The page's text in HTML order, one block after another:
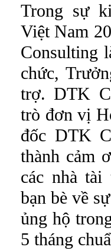
Trong sự
Việt Nam
Consulting
chức,
trợ. DTK
trò đơn vị
đốc DTK
thành cảm
các nhà
bạn bè về
ủng hộ
5 tháng